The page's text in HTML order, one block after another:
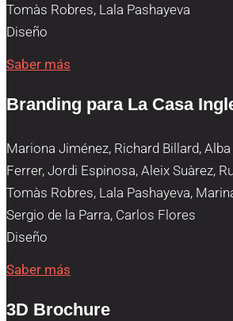
Tomàs Robres, Lala Pashayeva
Diseño
Saber más
Branding para La Casa
Mariona Jiménez, Richard Billard,
Ferrer, Jordi Espinosa, Aleix Suàrez,
Tomàs Robres, Lala Pashayeva,
Sergio de la Parra, Carlos Flores
Diseño
Saber más
3D Brochure